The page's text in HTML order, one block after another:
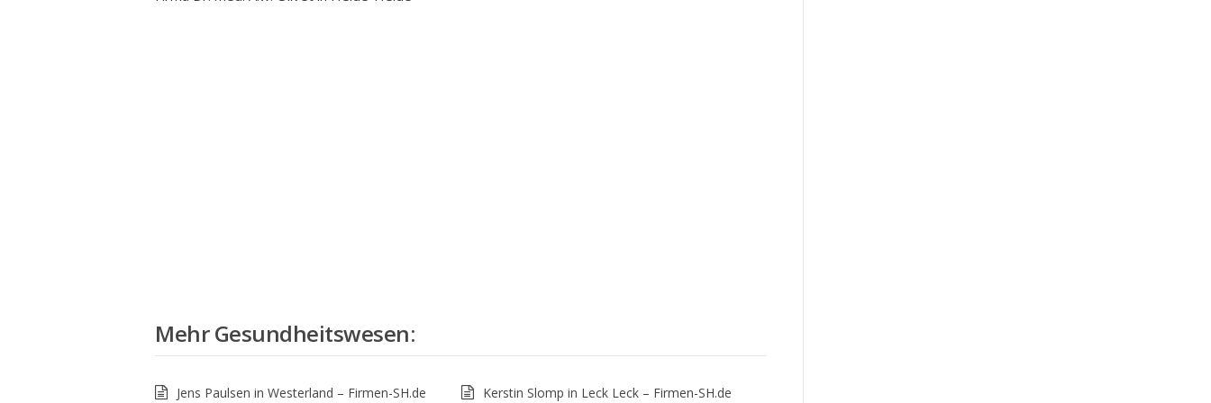
MehrGesundheitswesen:
Jens Paulsen in Westerland – Firmen-SH.de Kerstin Slomp in Leck Leck – Firmen-SH.de